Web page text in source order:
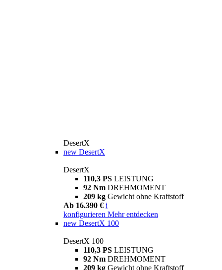
DesertX
new DesertX
DesertX
110,3 PS LEISTUNG
92 Nm DREHMOMENT
209 kg Gewicht ohne Kraftstoff
Ab 16.390 € i
konfigurieren Mehr entdecken
new DesertX 100
DesertX 100
110,3 PS LEISTUNG
92 Nm DREHMOMENT
209 kg Gewicht ohne Kraftstoff